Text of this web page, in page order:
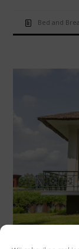
Bed and